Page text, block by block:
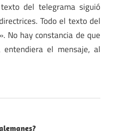
del telegrama siguió
Todo el texto del
No hay constancia de que
el mensaje, al